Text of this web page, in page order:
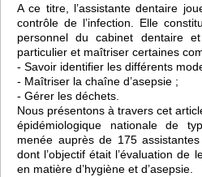
A ce titre, l’assistante dentaire
contrôle de l’infection. Elle
personnel du cabinet dentaire
particulier et maîtriser certaines
- Savoir identifier les différents
- Maîtriser la chaîne d’asepsie ;
- Gérer les déchets.
Nous présentons à travers cet
épidémiologique nationale de
menée auprès de 175
dont l’objectif était l’évaluation
en matière d’hygiène et d’asepsie.